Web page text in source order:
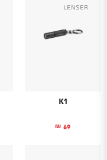
Lenser
K1
₪ 69